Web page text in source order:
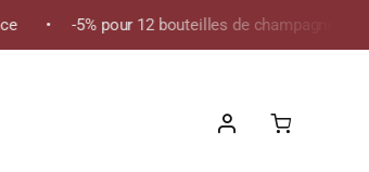
pour 12 bouteilles de champagne de la